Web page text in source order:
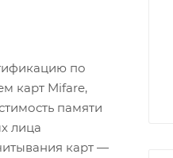
по
карт Mifare,
памяти
лица
карт —